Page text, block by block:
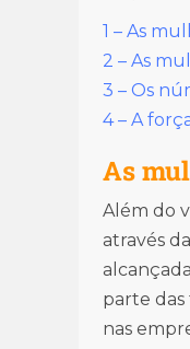
1 – As
2 – As
3 – Os
4 – A
As
Além do
através da
parte das
nas